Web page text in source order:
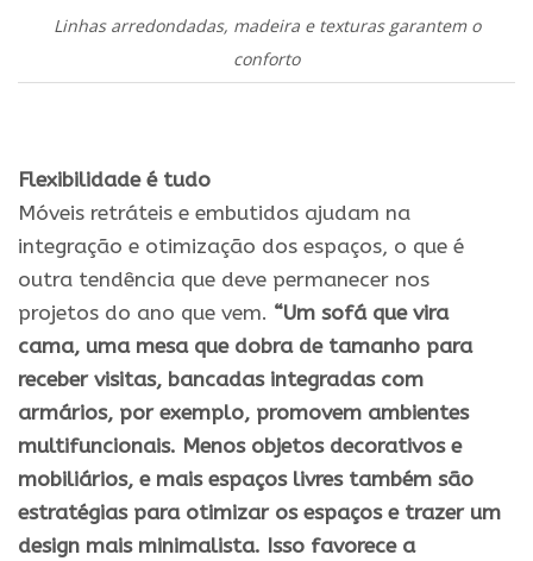
Linhas arredondadas, madeira e texturas garantem o
conforto
Flexibilidade é tudo
Móveis retráteis e embutidos ajudam na
integração e otimização dos espaços, o que é
outra tendência que deve permanecer nos
projetos do ano que vem. “Um sofá que vira
cama, uma mesa que dobra de tamanho para
receber visitas, bancadas integradas com
armários, por exemplo, promovem ambientes
multifuncionais. Menos objetos decorativos e
mobiliários, e mais espaços livres também são
estratégias para otimizar os espaços e trazer um
design mais minimalista. Isso favorece a